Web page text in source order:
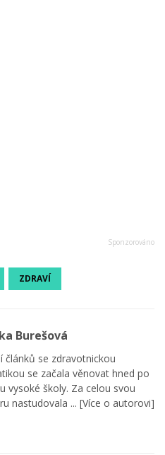
ZDRAVÍ
Burešová
článků se zdravotnickou
se začala věnovat hned po
vysoké školy. Za celou svou
nastudovala ... [Více o autorovi]